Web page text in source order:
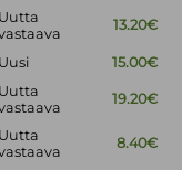
Uutta
13.20€
Uusi 15.00€
Uutta
19.20€
Uutta
8.40€